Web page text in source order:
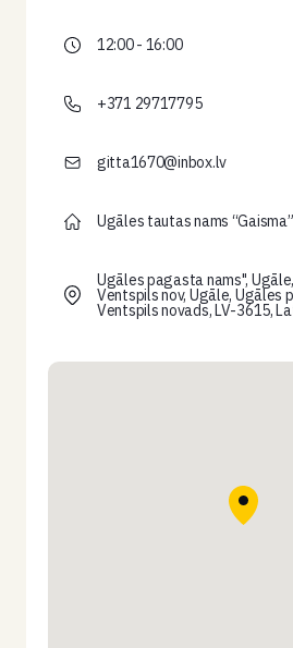
12:00 - 16:00
+371 29717795
gitta1670@inbox.lv
Ugāles tautas nams “Gaisma”
Ugāles pagasta nams",
Ventspils nov, Ugāle, Ugāles
Ventspils novads, LV-3615,